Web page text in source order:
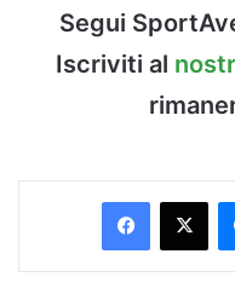
Segui
Iscriviti al
Facebook
X